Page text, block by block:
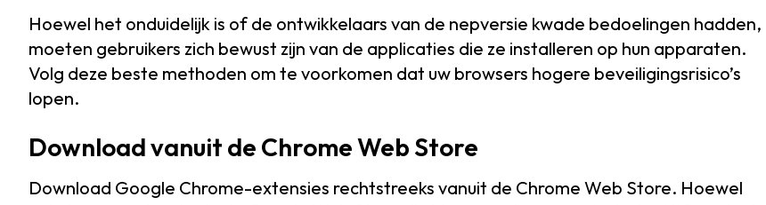
Hoewel het onduidelijk is of de ontwikkelaars van de nepversie kwade bedoelingen hadden,
moeten gebruikers zich bewust zijn van de applicaties die ze installeren op hun apparaten.
Volg deze beste methoden om te voorkomen dat uw browsers hogere beveiligingsrisico’s
lopen.
Download vanuit de Chrome Web Store
Download Google Chrome-extensies rechtstreeks vanuit de Chrome Web Store. Hoewel